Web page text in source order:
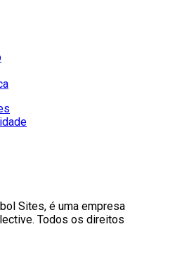
Sites, é uma empresa
Todos os direitos